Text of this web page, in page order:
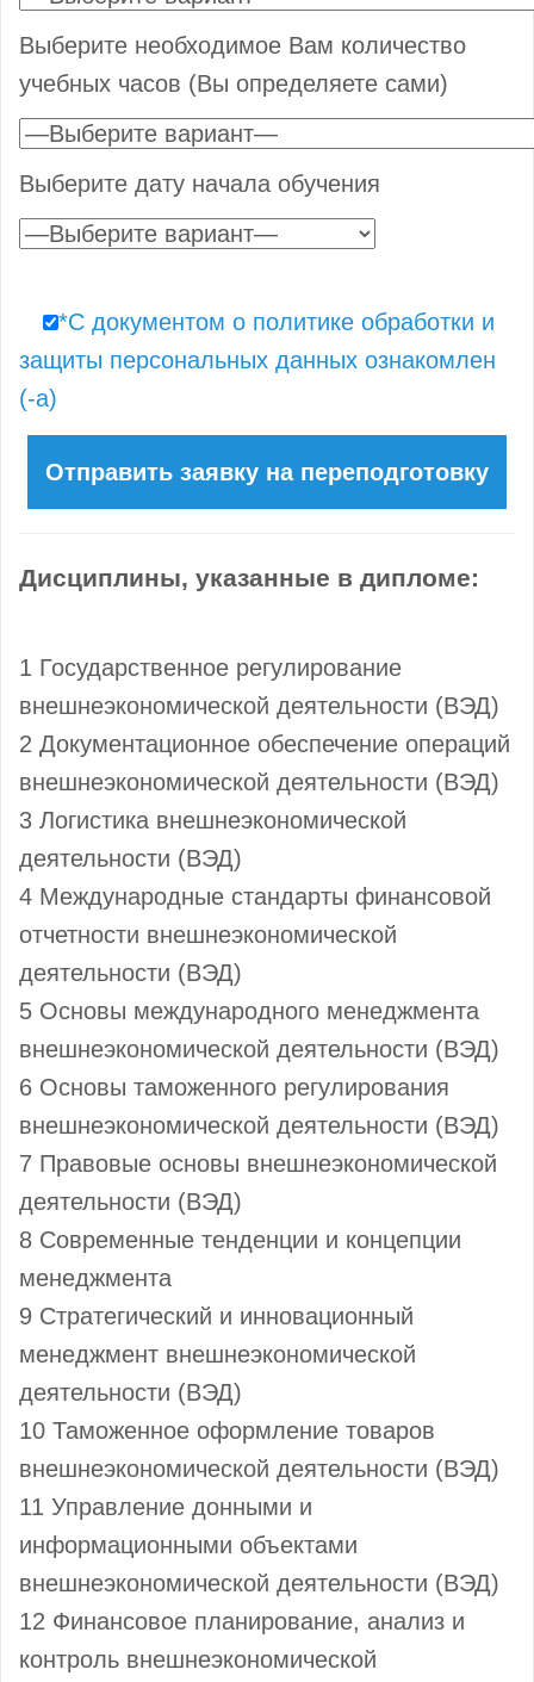
Выберите необходимое Вам количество
учебных часов (Вы определяете сами)
Выберите дату начала обучения
*С документом о политике обработки и
защиты персональных данных ознакомлен
(-а)
Дисциплины, указанные в дипломе:
1 Государственное регулирование
внешнеэкономической деятельности (ВЭД)
2 Документационное обеспечение операций
внешнеэкономической деятельности (ВЭД)
3 Логистика внешнеэкономической
деятельности (ВЭД)
4 Международные стандарты финансовой
отчетности внешнеэкономической
деятельности (ВЭД)
5 Основы международного менеджмента
внешнеэкономической деятельности (ВЭД)
6 Основы таможенного регулирования
внешнеэкономической деятельности (ВЭД)
7 Правовые основы внешнеэкономической
деятельности (ВЭД)
8 Современные тенденции и концепции
менеджмента
9 Стратегический и инновационный
менеджмент внешнеэкономической
деятельности (ВЭД)
10 Таможенное оформление товаров
внешнеэкономической деятельности (ВЭД)
11 Управление донными и
информационными объектами
внешнеэкономической деятельности (ВЭД)
12 Финансовое планирование, анализ и
контроль внешнеэкономической